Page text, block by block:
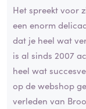
Het spreekt voor
een enorm
dat je heel wat
is al sinds 2007
heel wat
op de webshop
verleden van